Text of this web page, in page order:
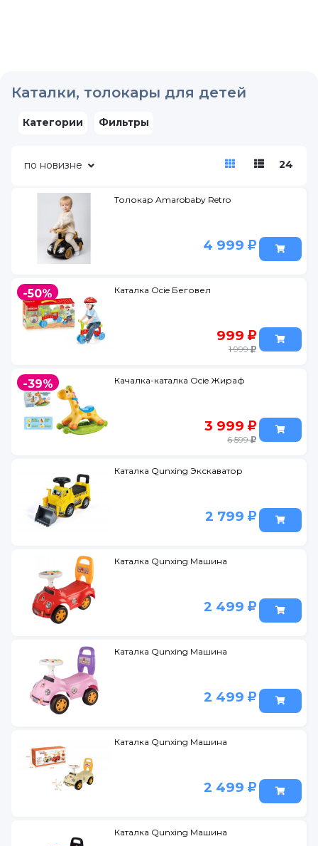
Каталки, толокары для детей
Категории Фильтры
по новизне 24
Толокар Amarobaby Retro
4 999
-50% Каталка Ocie Беговел
999
1 999
-39% Качалка-каталка Ocie Жираф
3 999
6 599
Каталка Qunxing Экскаватор
2 799
Каталка Qunxing Машина
2 499
Каталка Qunxing Машина
2 499
Каталка Qunxing Машина
2 499
Каталка Qunxing Машина